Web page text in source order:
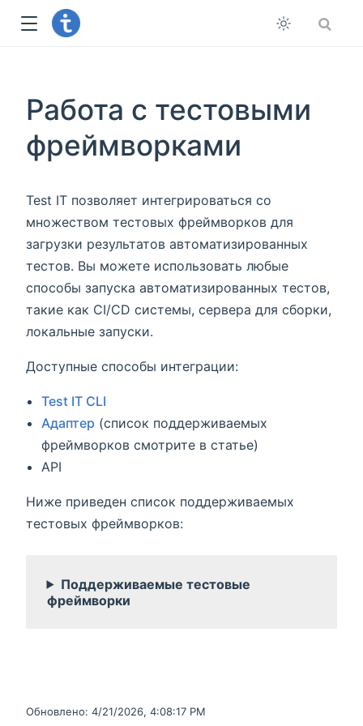
Работа с тестовыми
фреймворками
Test IT позволяет интегрироваться со
множеством тестовых фреймворков для
загрузки результатов автоматизированных
тестов. Вы можете использовать любые
способы запуска автоматизированных тестов,
такие как CI/CD системы, сервера для сборки,
локальные запуски.
Доступные способы интеграции:
Test IT CLI
Адаптер (список поддерживаемых
фреймворков смотрите в статье)
API
Ниже приведен список поддерживаемых
тестовых фреймворков:
Поддерживаемые тестовые
фреймворки
Обновлено: 4/21/2026, 4:08:17 PM